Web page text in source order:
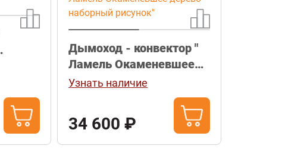
Дымоход - конвектор "
Ламель Окаменевшее
дерево наборный
Узнать наличие
34 600 ₽